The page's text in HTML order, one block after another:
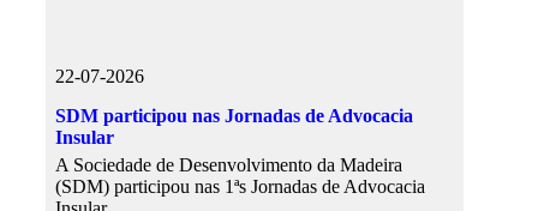
22-07-2026
SDM participou nas Jornadas de Advocacia
Insular
A Sociedade de Desenvolvimento da Madeira
(SDM) participou nas 1ªs Jornadas de Advocacia